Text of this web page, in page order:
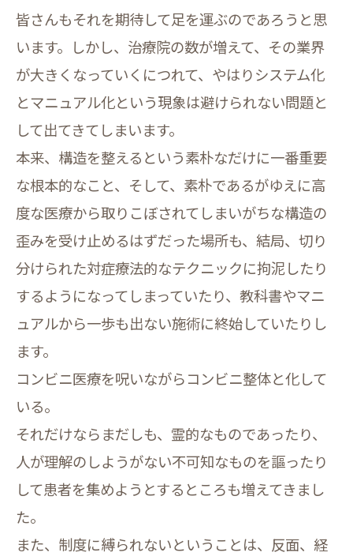
皆さんもそれを期待して足を運ぶのであろうと思
います。しかし、治療院の数が増えて、その業界
が大きくなっていくにつれて、やはりシステム化
とマニュアル化という現象は避けられない問題と
して出てきてしまいます。
本来、構造を整えるという素朴なだけに一番重要
な根本的なこと、そして、素朴であるがゆえに高
度な医療から取りこぼされてしまいがちな構造の
歪みを受け止めるはずだった場所も、結局、切り
分けられた対症療法的なテクニックに拘泥したり
するようになってしまっていたり、教科書やマニ
ュアルから一歩も出ない施術に終始していたりし
ます。
コンビニ医療を呪いながらコンビニ整体と化して
いる。
それだけならまだしも、霊的なものであったり、
人が理解のしようがない不可知なものを謳ったり
して患者を集めようとするところも増えてきまし
た。
また、制度に縛られないということは、反面、経